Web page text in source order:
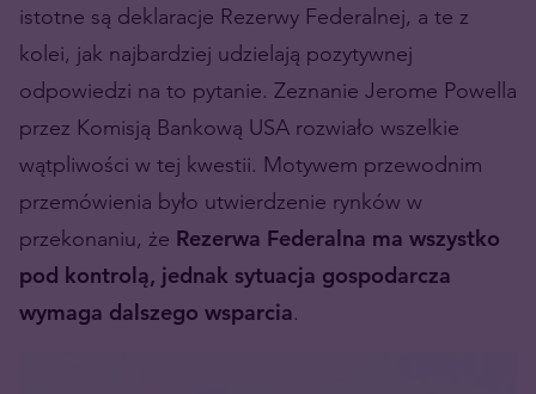
istotne są deklaracje Rezerwy Federalnej, a te z
kolei, jak najbardziej udzielają pozytywnej
odpowiedzi na to pytanie. Zeznanie Jerome Powella
przez Komisją Bankową USA rozwiało wszelkie
wątpliwości w tej kwestii. Motywem przewodnim
przemówienia było utwierdzenie rynków w
przekonaniu, że Rezerwa Federalna ma wszystko
pod kontrolą, jednak sytuacja gospodarcza
wymaga dalszego wsparcia.